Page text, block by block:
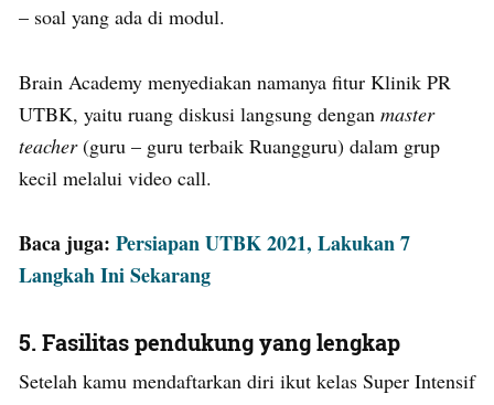
– soal yang ada di modul.
Brain Academy menyediakan namanya fitur Klinik PR
UTBK, yaitu ruang diskusi langsung dengan master
teacher(guru – guru terbaik Ruangguru) dalam grup
kecil melalui video call.
Baca juga: Persiapan UTBK 2021, Lakukan 7
Langkah Ini Sekarang
5. Fasilitas pendukung yang lengkap
Setelah kamu mendaftarkan diri ikut kelas Super Intensif